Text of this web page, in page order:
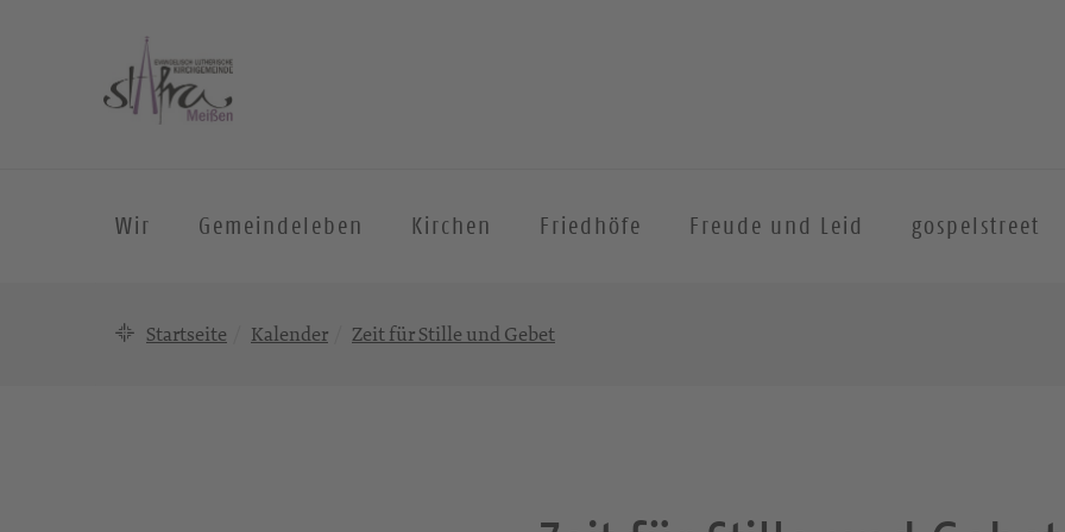
Wir Gemeindeleben Kirchen Friedhöfe Freude und Leid gospelstreet
Startseite Kalender Zeit für Stille und Gebet